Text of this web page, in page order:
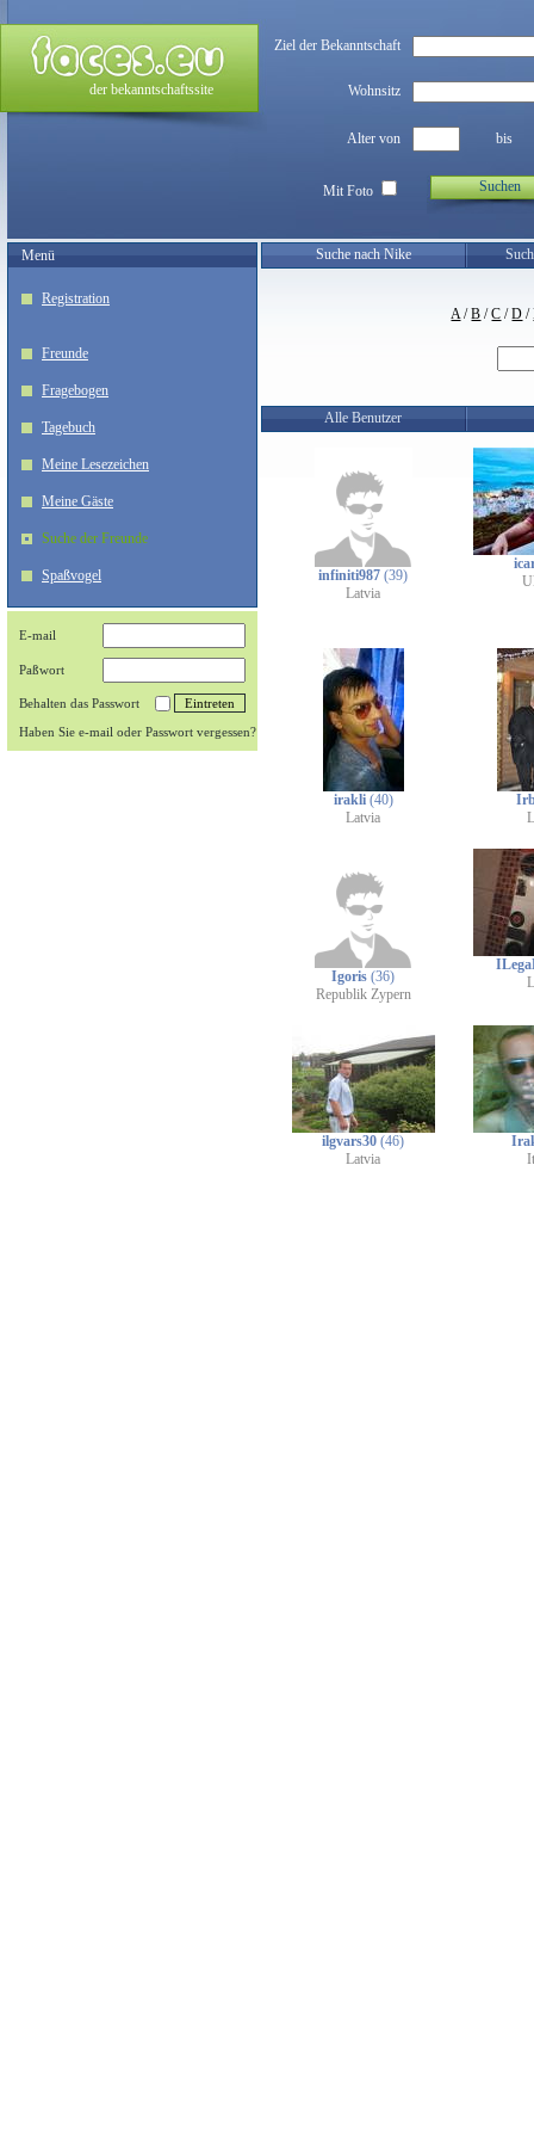
der bekanntschaftssite
Ziel der Bekanntschaft
Wohnsitz
Alter von bis
Mit Foto Suchen
Menü
Registration
Freunde
Fragebogen
Tagebuch
Meine Lesezeichen
Meine Gäste
Suche der Freunde
Spaßvogel
E-mail
Paßwort
Behalten das Passwort
Haben Sie e-mail oder Passwort vergessen?
Suche nach Nike
A/B /C /D /
Alle Benutzer
infiniti987 (39)
Latvia
irakli (40)
Latvia
Igoris (36)
Republik Zypern
ilgvars30 (46)
Latvia